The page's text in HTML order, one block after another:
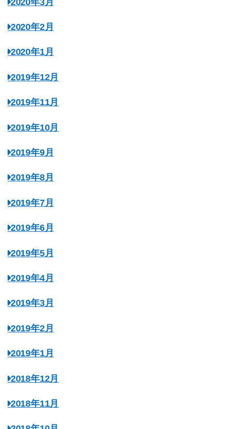
2020年2月
2020年1月
2019年12月
2019年11月
2019年10月
2019年9月
2019年8月
2019年7月
2019年6月
2019年5月
2019年4月
2019年3月
2019年2月
2019年1月
2018年12月
2018年11月